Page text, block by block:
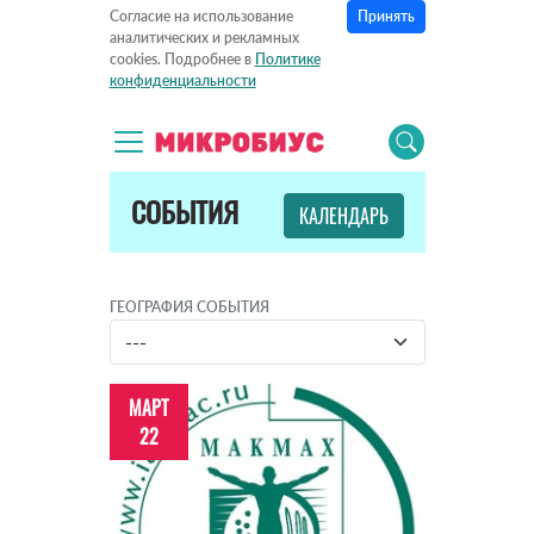
Согласие на использование
аналитических и рекламных
cookies. Подробнее в Политике
конфиденциальности
Принять
СОБЫТИЯ КАЛЕНДАРЬ
ГЕОГРАФИЯ СОБЫТИЯ
МАРТ
22